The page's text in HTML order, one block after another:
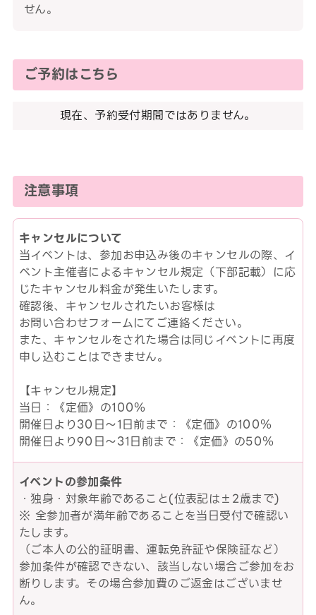
せん。
ご予約はこちら
現在、予約受付期間ではありません。
注意事項
キャンセルについて
当イベントは、参加お申込み後のキャンセルの際、イ
ベント主催者によるキャンセル規定（下部記載）に応
じたキャンセル料金が発生いたします。
確認後、キャンセルされたいお客様は
お問い合わせフォームにてご連絡ください。
また、キャンセルをされた場合は同じイベントに再度
申し込むことはできません。
【キャンセル規定】
当日：《定価》の100％
開催日より30日～1日前まで：《定価》の100％
開催日より90日～31日前まで：《定価》の50％
イベントの参加条件
・独身・対象年齢であること(位表記は±2歳まで)
※ 全参加者が満年齢であることを当日受付で確認い
たします。
（ご本人の公的証明書、運転免許証や保険証など）
参加条件が確認できない、該当しない場合ご参加をお
断りします。その場合参加費のご返金はございませ
ん。